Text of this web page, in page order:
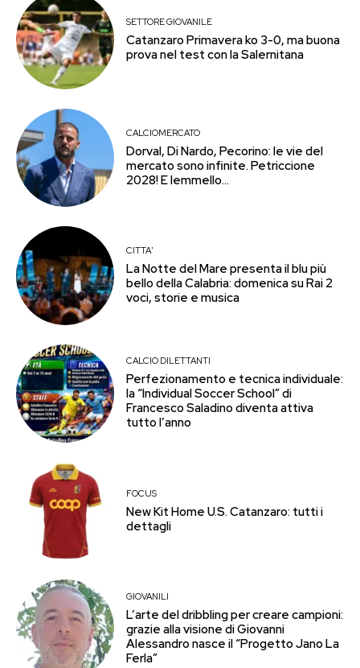
SETTORE GIOVANILE
Catanzaro Primavera ko 3-0, ma buona
prova nel test con la Salernitana
CALCIOMERCATO
Dorval, Di Nardo, Pecorino: le vie del
mercato sono infinite. Petriccione
2028! E Iemmello…
CITTA'
La Notte del Mare presenta il blu più
bello della Calabria: domenica su Rai 2
voci, storie e musica
CALCIO DILETTANTI
Perfezionamento e tecnica individuale:
la “Individual Soccer School” di
Francesco Saladino diventa attiva
tutto l’anno
FOCUS
New Kit Home U.S. Catanzaro: tutti i
dettagli
GIOVANILI
L’arte del dribbling per creare campioni:
grazie alla visione di Giovanni
Alessandro nasce il “Progetto Jano La
Ferla”